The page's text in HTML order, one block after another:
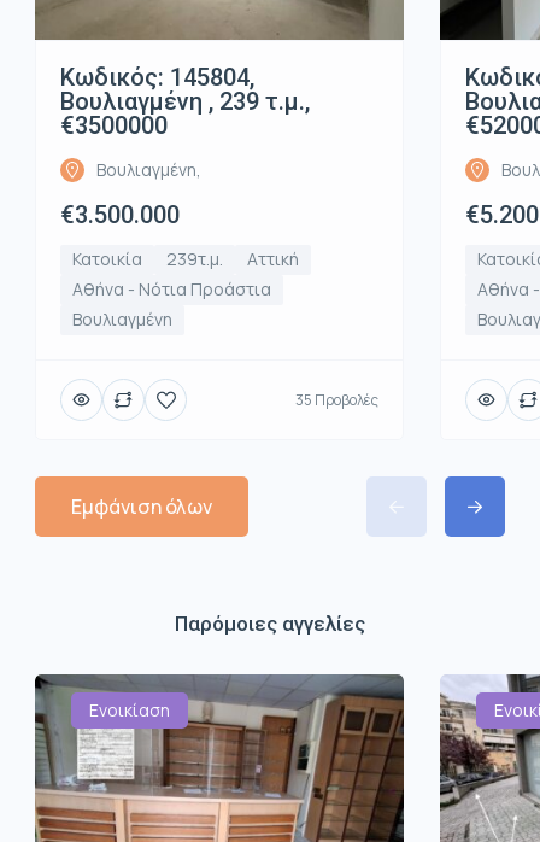
Κωδικός: 145804,
Βουλιαγμένη , 239 τ.μ.,
€3500000
Βουλιαγμένη,
€3.500.000
Κατοικία 239τ.μ.
Αττική
Αθήνα - Νότια Προάστια
Βουλιαγμένη
35 Προβολές
Αθήνα
Εμφάνιση όλων
Παρόμοιες αγγελίες
Ενοικίαση